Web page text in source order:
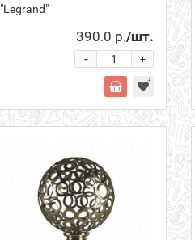
"Legrand"
390.0 р./шт.
+
-